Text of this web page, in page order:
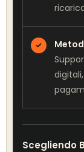
✓
Scegliendo